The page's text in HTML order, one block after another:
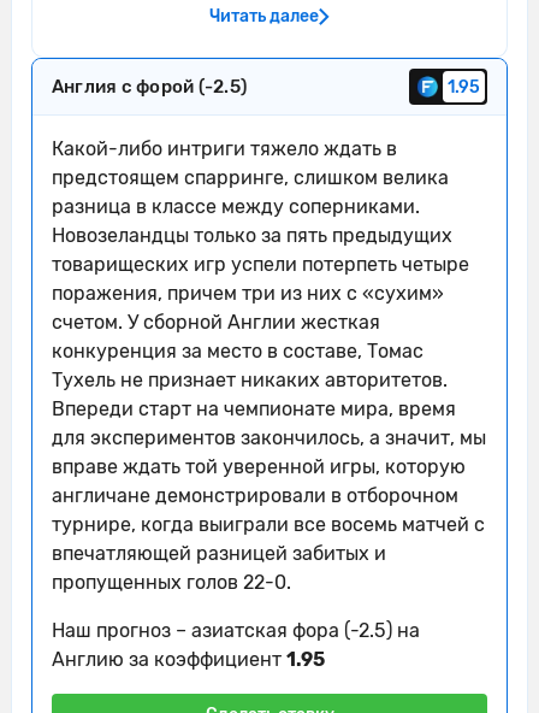
Судья сигнализирует, что Joe Bell из
Англия идет вперед с потенциально
опасной атакой.
13'
Морган Роджерс наказан за толчок
Финн Сурман
14'
Крис Вуд наказан за толчок Марк Гэи
14'
Англия начинает контратаку
14'
Олли Уоткинс из команды Англия бьет
мимо ворот
14'
Удар от ворот произведет Новая
Зеландия
15'
Англия контролирует мяч.
15'
Англия идет вперед с потенциально
опасной атакой.
15'
выбив мяч.
15'
Контроль мяча: Англия: 82%, Новая
Зеландия: 18%.
Англия с форой (-2.5) 1.95
Какой-либо интриги тяжело ждать в
предстоящем спарринге, слишком велика
разница в классе между соперниками.
Новозеландцы только за пять предыдущих
товарищеских игр успели потерпеть четыре
поражения, причем три из них с «сухим»
счетом. У сборной Англии жесткая
конкуренция за место в составе, Томас
Тухель не признает никаких авторитетов.
Впереди старт на чемпионате мира, время
для экспериментов закончилось, а значит, мы
вправе ждать той уверенной игры, которую
англичане демонстрировали в отборочном
турнире, когда выиграли все восемь матчей с
впечатляющей разницей забитых и
пропущенных голов 22-0.
Наш прогноз – азиатская фора (-2.5) на
Англию за коэффициент 1.95
Читать далее